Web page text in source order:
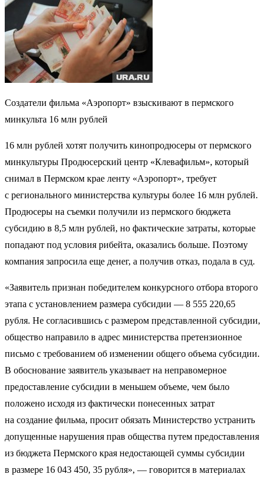
Создатели фильма «Аэропорт» взыскивают в пермского
минкульта 16 млн рублей
16 млн рублей хотят получить кинопродюсеры от пермского
минкультуры Продюсерский центр «Клевафильм», который
снимал в Пермском крае ленту «Аэропорт», требует
с регионального министерства культуры более 16 млн рублей.
Продюсеры на съемки получили из пермского бюджета
субсидию в 8,5 млн рублей, но фактические затраты, которые
попадают под условия рибейта, оказались больше. Поэтому
компания запросила еще денег, а получив отказ, подала в суд.
«Заявитель признан победителем конкурсного отбора второго
этапа с установлением размера субсидии — 8 555 220,65
рубля. Не согласившись с размером представленной субсидии,
общество направило в адрес министерства претензионное
письмо с требованием об изменении общего объема субсидии.
В обоснование заявитель указывает на неправомерное
предоставление субсидии в меньшем объеме, чем было
положено исходя из фактически понесенных затрат
на создание фильма, просит обязать Министерство устранить
допущенные нарушения прав общества путем предоставления
из бюджета Пермского края недостающей суммы субсидии
в размере 16 043 450, 35 рубля», — говорится в материалах